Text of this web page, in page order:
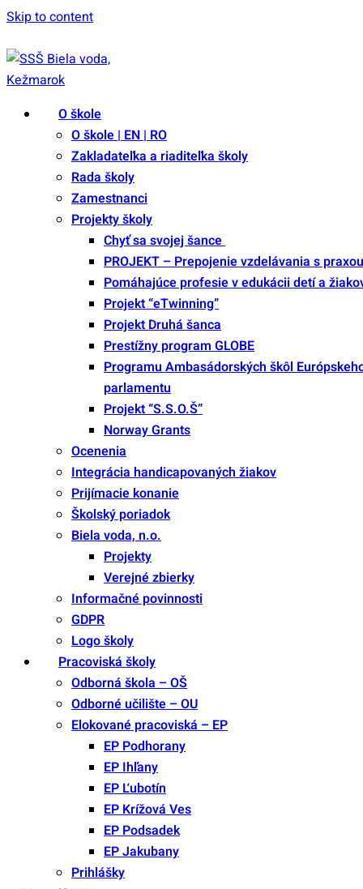
Skip to content
O škole
O škole | EN | RO
Zakladateľka a riaditeľka školy
Rada školy
Zamestnanci
Projekty školy
Chyť sa svojej šance
PROJEKT – Prepojenie vzdelávania s praxou
Pomáhajúce profesie v edukácii detí a
Projekt “eTwinning”
Projekt Druhá šanca
Prestížny program GLOBE
Programu Ambasádorských škôl
parlamentu
Projekt “S.S.O.Š”
Norway Grants
Ocenenia
Integrácia handicapovaných žiakov
Prijímacie konanie
Školský poriadok
Biela voda, n.o.
Projekty
Verejné zbierky
Informačné povinnosti
GDPR
Logo školy
Pracoviská školy
Odborná škola – OŠ
Odborné učilište – OU
Elokované pracoviská – EP
EP Podhorany
EP Ihľany
EP Ľubotín
EP Krížová Ves
EP Podsadek
EP Jakubany
Prihlášky